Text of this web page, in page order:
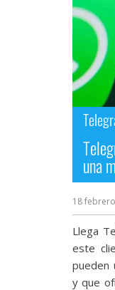
Plataformas
Ciberseguridad
una
18
Llega
este
pueden
y que